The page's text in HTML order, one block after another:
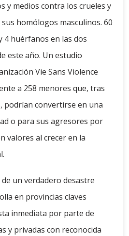
y medios contra los crueles y
homólogos masculinos. 60
4 huérfanos en las dos
este año. Un estudio
Vie Sans Violence
a 258 menores que, tras
podrían convertirse en una
o para sus agresores por
valores al crecer en la
un verdadero desastre
en provincias claves
inmediata por parte de
y privadas con reconocida